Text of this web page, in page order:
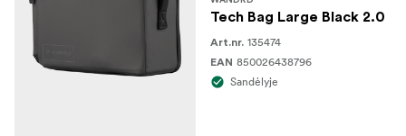
Tech Bag Large Black 2.0
Art.nr. 135474
EAN 850026438796
Sandėlyje